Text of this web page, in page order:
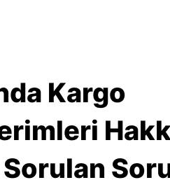
Kargo
Sorulan